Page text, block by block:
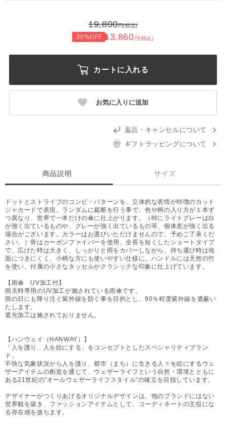
19,800円(税込)
30%OFF 13,860円(税込)
カートに入れる
お気に入りに追加
返品・キャンセルについて
ギフトラッピングについて
商品説明 サイズ
ドットとストライプのコンビ・パターンを、立体的な表情が特徴のカット
ジャカードで表現。ランダムに裁断を行う事で、色や柄の入り方が１本ず
つ異なり、世界で一本だけの傘に仕上がります。（特にライトグレーは白
が強く出ているものや、グレーが強く出ているもの等、個体差が強く出る
場合がございます。カラーはお選びいただけませんので、予めご了承くだ
さい。）骨はカーボンファイバーを使用。全長を短くしたショートタイプ
で、広げた時は大きく、しっかりと雨をカバーしながら、持ち運び時は地
面につきにくく、小柄な方にも使いやすい仕様に。ハンドルには天然の竹
を使い、付属の小さなタッセルがクラシックな印象に仕上げています。
【雨傘 UV加工付】
雨天時専用のUV加工が施されている雨傘です。
雨の日にも降り注ぐ紫外線を防ぐ事を目的とし、90％程度紫外線を遮蔽い
たします。
遮光加工は施されておりません。
【ハンウェイ（HANWAY）】
「人を護り、人を絵にする」をコンセプトとしたスペシャリティブラン
ド。
不快な気象状況から人を護り、都市（まち）に生きる人々を絵にするウェ
ザーアイテムの創造を通じて、ウェザーライフという自然・環境とともに
ある21世紀の”オールウェザーライフスタイル”の確立を目指しています。
デザイナーがつくりあげるオリジナルデザインは、他のブランドにはない
世界観を築き、ファッションアイテムとして、コーディネートの主役にな
る存在感を放ちます。